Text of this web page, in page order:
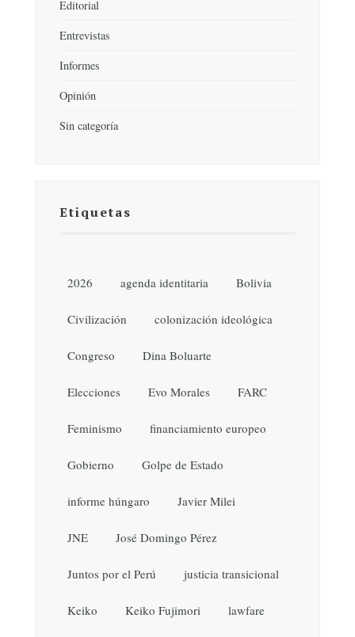
Editorial
Entrevistas
Informes
Opinión
Sin categoría
Etiquetas
2026 agenda identitaria Bolivia
Civilización colonización ideológica
Congreso Dina Boluarte
Elecciones Evo Morales FARC
Feminismo financiamiento europeo
Gobierno Golpe de Estado
informe húngaro Javier Milei
JNE José Domingo Pérez
Juntos por el Perú justicia transicional
Keiko Keiko Fujimori lawfare